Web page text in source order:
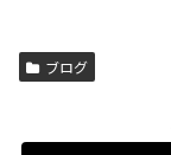
ブログ